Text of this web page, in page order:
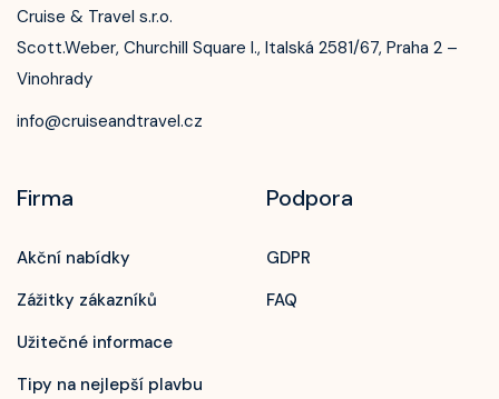
Cruise & Travel s.r.o.
Scott.Weber, Churchill Square I., Italská 2581/67, Praha 2 –
Vinohrady
info@cruiseandtravel.cz
Firma
Akční nabídky
Zážitky zákazníků
Užitečné informace
Tipy na nejlepší plavbu
Podpora
GDPR
FAQ